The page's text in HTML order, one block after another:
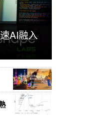
AI融入